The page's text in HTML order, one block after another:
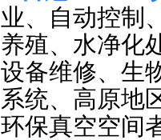
业、自动控制
养殖、水净化
设备维修、生
系统、高原地
环保真空空间